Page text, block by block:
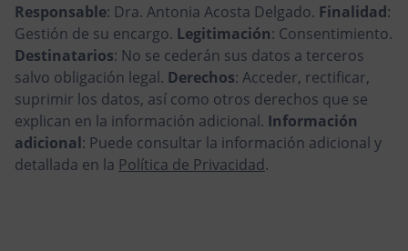
Responsable: Dra. Antonia Acosta Delgado. Finalidad:
Gestión de su encargo. Legitimación: Consentimiento.
Destinatarios: No se cederán sus datos a terceros
salvo obligación legal. Derechos: Acceder, rectificar,
suprimir los datos, así como otros derechos que se
explican en la información adicional. Información
adicional: Puede consultar la información adicional y
detallada en la Política de Privacidad.